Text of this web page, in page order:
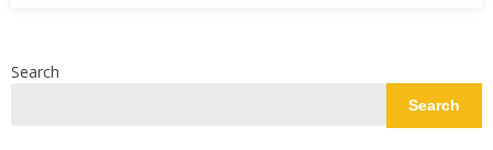
Search
Search